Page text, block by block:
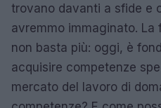
trovano davanti a sfide e
avremmo immaginato. La
non basta più: oggi, è
acquisire competenze
mercato del lavoro di